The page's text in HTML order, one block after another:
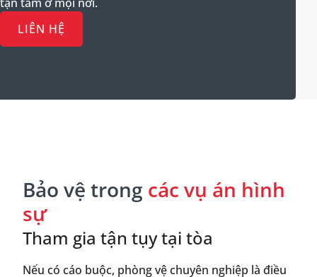
LIÊN HỆ
Bảo vệ trong các vụ án hình
sự
Tham gia tận tụy tại tòa
Nếu có cáo buộc, phòng vệ chuyên nghiệp là điều